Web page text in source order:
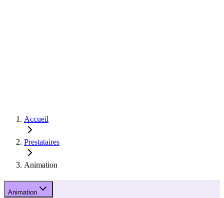
Accueil
Prestataires
Animation
Animation